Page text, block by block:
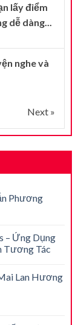
lấy điểm
dễ dàng...
nghe và
Next »
Phương
– Ứng Dụng
Tương Tác
Lan Hương